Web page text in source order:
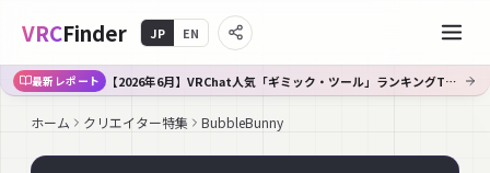
VRCFinder JP EN
最新レポート 【2026年6月】VRChat人気「ギミック・ツール」ランキングTOP10｜Booth傾向分析
ホーム クリエイター特集 BubbleBunny